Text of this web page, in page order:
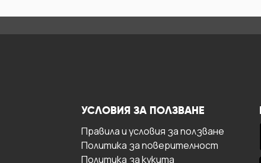
УСЛОВИЯ ЗА ПОЛЗВАНЕ
Правила и условия за ползване
Политика за поверителност
Политика за кукита